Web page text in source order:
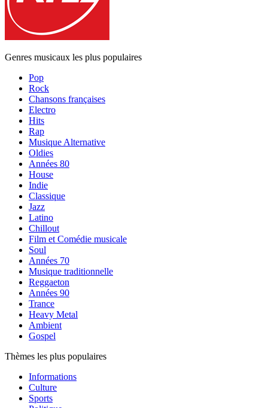
Genres musicaux les plus populaires
Pop
Rock
Chansons françaises
Electro
Hits
Rap
Musique Alternative
Oldies
Années 80
House
Indie
Classique
Jazz
Latino
Chillout
Film et Comédie musicale
Soul
Années 70
Musique traditionnelle
Reggaeton
Années 90
Trance
Heavy Metal
Ambient
Gospel
Thèmes les plus populaires
Informations
Culture
Sports